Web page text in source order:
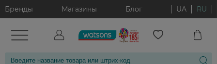
Бренды Магазины Блог UA RU